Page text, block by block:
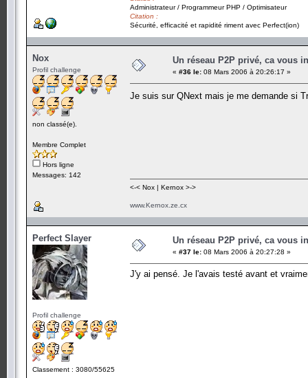
Administrateur / Programmeur PHP / Optimisateur
Citation :
Sécurité, efficacité et rapidité riment avec Perfect(ion)
Nox
Profil challenge
non classé(e).
Membre Complet
Hors ligne
Messages: 142
Un réseau P2P privé, ca vous
« #36 le: 08 Mars 2006 à 20:26:17 »
Je suis sur QNext mais je me demande si
<-< Nox | Kernox >->
www.Kernox.ze.cx
Perfect Slayer
Profil challenge
Classement : 3080/55625
Un réseau P2P privé, ca vous
« #37 le: 08 Mars 2006 à 20:27:28 »
J'y ai pensé. Je l'avais testé avant et